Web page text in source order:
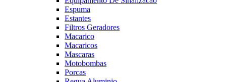
Espuma
Estantes
Filtros Geradores
Macarico
Macaricos
Mascaras
Motobombas
Porcas